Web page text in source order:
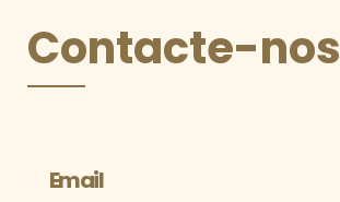
Email
Contacte-nos